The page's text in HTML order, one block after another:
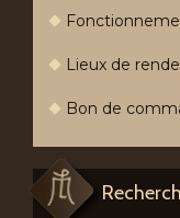
Lieux de
Bon de